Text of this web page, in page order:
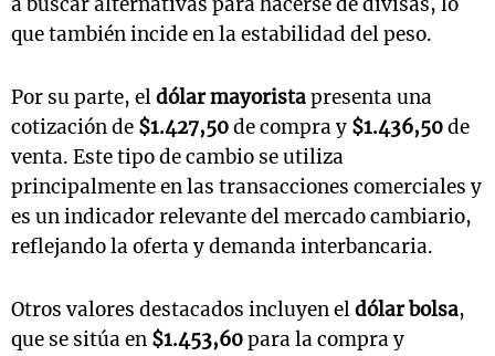
que también incide en la estabilidad del peso.
Por su parte, eldólar mayoristapresenta una
cotización de $1.427,50de compra y $1.436,50de
venta. Este tipo de cambio se utiliza
principalmente en las transacciones comerciales y
es un indicador relevante del mercado cambiario,
reflejando la oferta y demanda interbancaria.
Otros valores destacados incluyen eldólar bolsa,
que se sitúa en $1.453,60para la compra y